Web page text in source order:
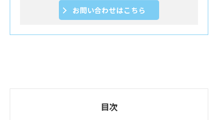
お問い合わせはこちら
目次